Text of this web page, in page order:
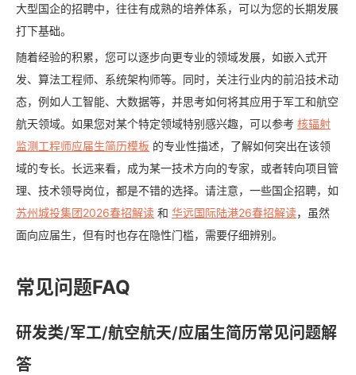
大型国企的招聘中，往往有成熟的培养体系，可以为您的长期发展
打下基础。
随着经验的积累，您可以逐步向更专业的领域发展，如嵌入式开
发、算法工程师、系统架构师等。同时，关注行业内的前沿技术动
态，例如人工智能、大数据等，并思考如何将其应用于军工和航空
航天领域。如果您对某个特定领域特别感兴趣，可以参考 核辐射
监测工程师应届生简历模板 的专业性描述，了解如何突出在该领
域的专长。长远来看，成为某一技术方向的专家，或者转向项目管
理、技术领导岗位，都是不错的选择。请注意，一些国企招聘，如
苏州城投集团2026春招解读 和 华远国际陆港26春招解读，虽然
面向应届生，但有时也存在隐性门槛，需要仔细辨别。
常见问题FAQ
研发类/军工/航空航天/应届生简历常见问题解
答